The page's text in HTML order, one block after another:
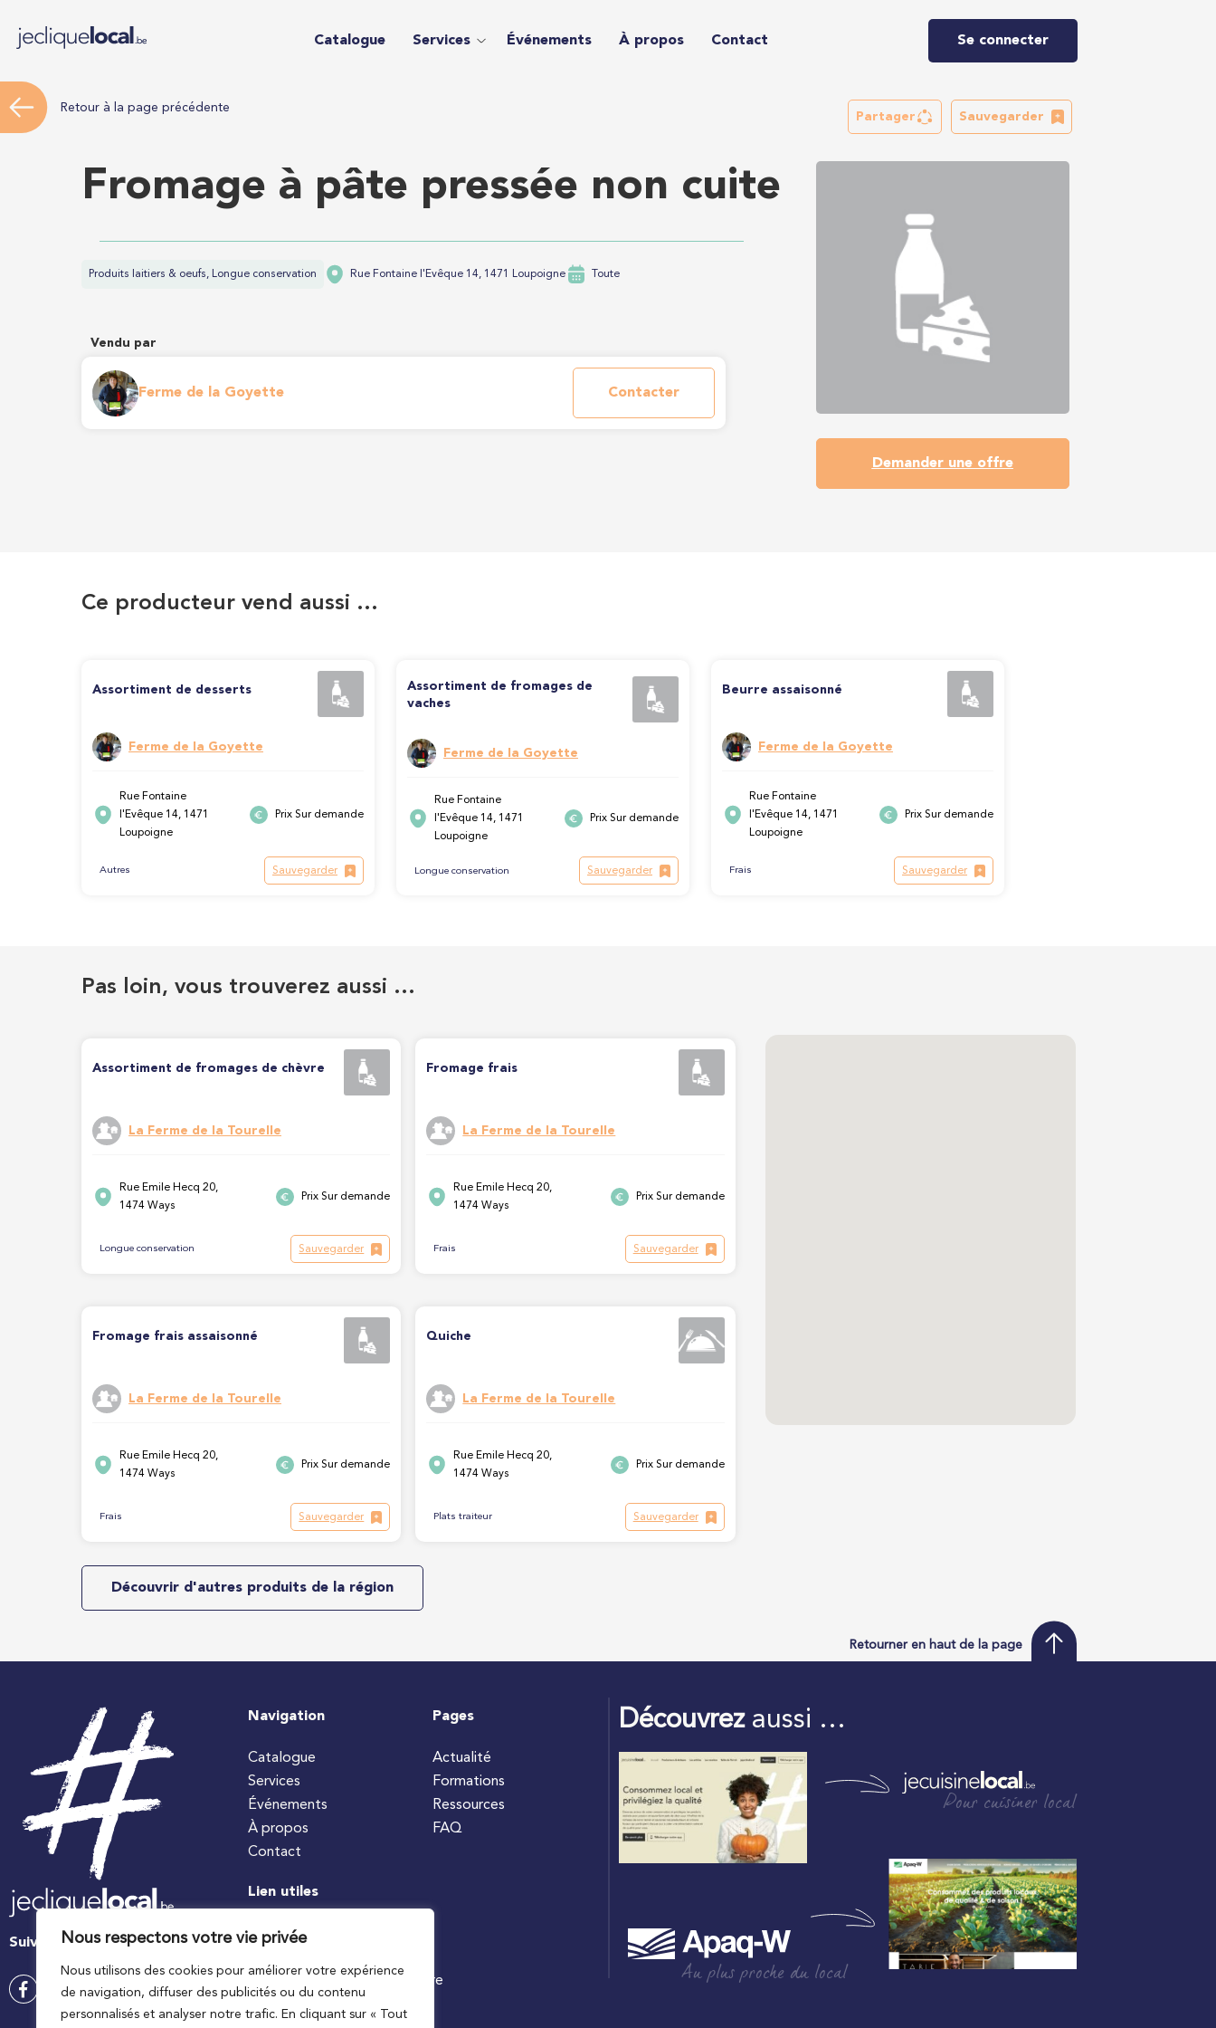
Nous respectons votre vie privée
Nous utilisons des cookies pour améliorer votre expérience
de navigation, diffuser des publicités ou du contenu
personnalisés et analyser notre trafic. En cliquant sur « Tout
Catalogue Services Événements À propos Contact Se connecter
Retour à la page précédente
Partager Sauvegarder
Fromage à pâte pressée non cuite
Produits laitiers & oeufs, Longue conservation Rue Fontaine l'Evêque 14, 1471 Loupoigne Toute
Vendu par
Ferme de la Goyette Contacter
Demander une offre
Ce producteur vend aussi …
Assortiment de desserts
Ferme de la Goyette
Rue Fontaine
l'Evêque 14, 1471
Loupoigne
Prix Sur demande
Autres Sauvegarder
Assortiment de fromages de
vaches
Ferme de la Goyette
Rue Fontaine
l'Evêque 14, 1471
Loupoigne
Prix Sur demande
Longue conservation Sauvegarder
Beurre assaisonné
Ferme de la Goyette
Rue Fontaine
l'Evêque 14, 1471
Loupoigne
Prix Sur demande
Frais Sauvegarder
Pas loin, vous trouverez aussi …
Assortiment de fromages de chèvre
La Ferme de la Tourelle
Rue Emile Hecq 20,
1474 Ways
Prix Sur demande
Longue conservation Sauvegarder
Fromage frais
La Ferme de la Tourelle
Rue Emile Hecq 20,
1474 Ways
Prix Sur demande
Frais Sauvegarder
Fromage frais assaisonné
La Ferme de la Tourelle
Rue Emile Hecq 20,
1474 Ways
Prix Sur demande
Frais Sauvegarder
Quiche
La Ferme de la Tourelle
Rue Emile Hecq 20,
1474 Ways
Prix Sur demande
Plats traiteur Sauvegarder
Découvrir d'autres produits de la région
Retourner en haut de la page
Suivez-nous
Navigation
Catalogue
Services
Événements
À propos
Contact
Pages
Actualité
Formations
Ressources
FAQ
Lien utiles
#jecuisinelocal
Ministre wallon de l’agriculture
Découvrezaussi …
Pour cuisiner local
Au plus proche du local